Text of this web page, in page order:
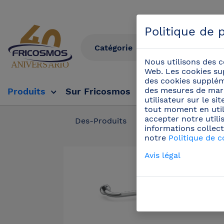
Produits Sur Fricosmos Tv Fricosmos
Des-Produits Sécurité et
Politique de
Nous utilisons des
Web. Les cookies
des cookies
des mesures de
utilisateur sur le
tout moment en
accepter notre
informations
notre Politique de
Avis légal